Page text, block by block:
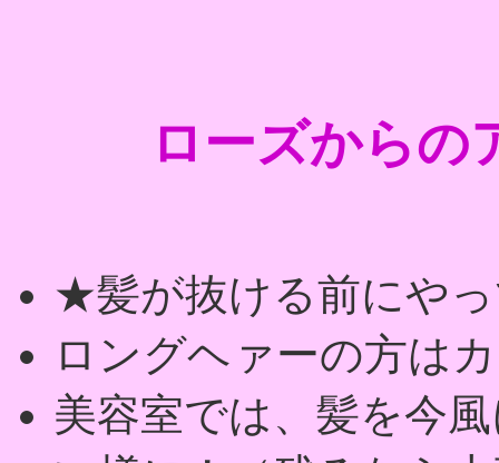
ローズからの
★髪が抜ける前にや
ロングヘァーの方は
美容室では、髪を今